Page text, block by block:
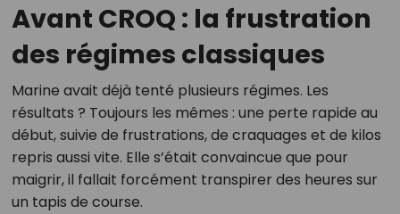
Avant CROQ : la frustration
des régimes classiques
Marine avait déjà tenté plusieurs régimes. Les
résultats ? Toujours les mêmes : une perte rapide au
début, suivie de frustrations, de craquages et de kilos
repris aussi vite. Elle s’était convaincue que pour
maigrir, il fallait forcément transpirer des heures sur
un tapis de course.